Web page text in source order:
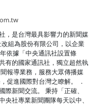
，是台灣最具影響力的新聞媒
組為股份有限公司，以企業
依據「中央通訊社設置條
有的國家通訊社，獨立超然執
報導業務，服務大眾傳播媒
促進國際對台灣之瞭解。 ．
新聞交流。 秉持「正確、
社專業新聞團隊每天以中、